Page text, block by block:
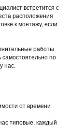
встретится с
расположения
к монтажу, если
работы
самостоятельно по
нас.
от времени
типовые, каждый